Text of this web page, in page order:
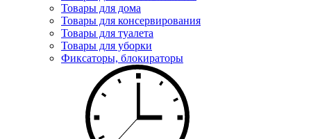
Товары для дома
Товары для консервирования
Товары для туалета
Товары для уборки
Фиксаторы, блокираторы